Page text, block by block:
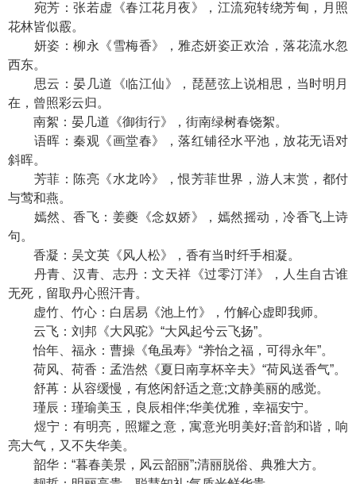
宛芳：张若虚《春江花月夜》，江流宛转绕芳甸，月照
花林皆似霰。
妍姿：柳永《雪梅香》，雅态妍姿正欢洽，落花流水忽
西东。
思云：晏几道《临江仙》，琵琶弦上说相思，当时明月
在，曾照彩云归。
南絮：晏几道《御街行》，街南绿树春饶絮。
语晖：秦观《画堂春》，落红铺径水平池，放花无语对
斜晖。
芳菲：陈亮《水龙吟》，恨芳菲世界，游人末赏，都付
与莺和燕。
嫣然、香飞：姜夔《念奴娇》，嫣然摇动，冷香飞上诗
句。
香凝：吴文英《风人松》，香有当时纤手相凝。
丹青、汉青、志丹：文天祥《过零汀洋》，人生自古谁
无死，留取丹心照汗青。
虚竹、竹心：白居易《池上竹》，竹解心虚即我师。
云飞：刘邦《大风驼》“大风起兮云飞扬”。
怡年、福永：曹操《龟虽寿》“养怡之福，可得永年”。
荷风、荷香：孟浩然《夏日南享杯辛夫》“荷风送香气”。
舒苒：从容缓慢，有悠闲舒适之意;文静美丽的感觉。
瑾辰：瑾瑜美玉，良辰相伴;华美优雅，幸福安宁。
煜宁：有明亮，照耀之意，寓意光明美好;音韵和谐，响
亮大气，又不失华美。
韶华：“暮春美景，风云韶丽”;清丽脱俗、典雅大方。